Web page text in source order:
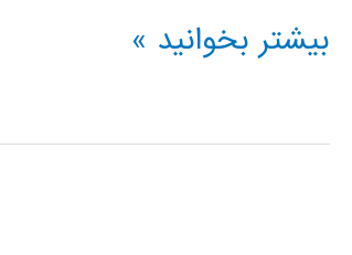
آموزش
هدوپ
بیشتر بخوانید »